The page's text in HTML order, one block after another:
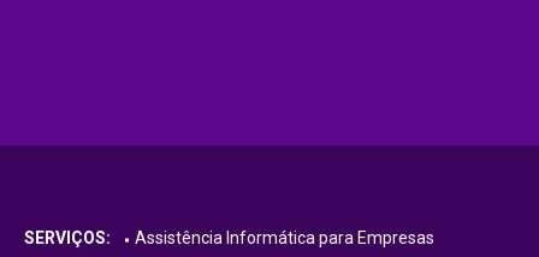
SERVIÇOS:
Assistência Informática para Empresas